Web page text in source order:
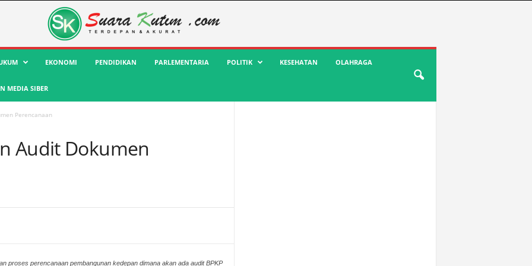
EKONOMI PENDIDIKAN PARLEMENTARIA POLITIK KESEHATAN OLAHRAGA
MEDIA SIBER
Perencanaan
Audit Dokumen
proses perencanaan pembangunan kedepan dimana akan ada audit BPKP